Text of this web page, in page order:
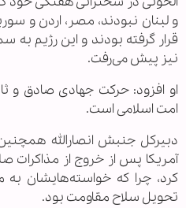
و لبنان نبودند، مصر، اردن و
قرار گرفته بودند و این رژیم
نیز پیش می‌رفت.
او افزود: حرکت جهادی صادق و
امت اسلامی است.
دبیرکل جنبش انصارالله
آمریکا پس از خروج از مذاکرات
کرد، چرا که خواسته‌هایشان
تحویل سلاح مقاومت بود.